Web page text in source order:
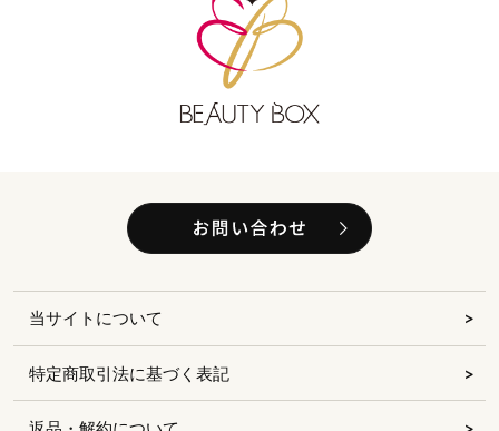
当サイトについて
特定商取引法に基づく表記